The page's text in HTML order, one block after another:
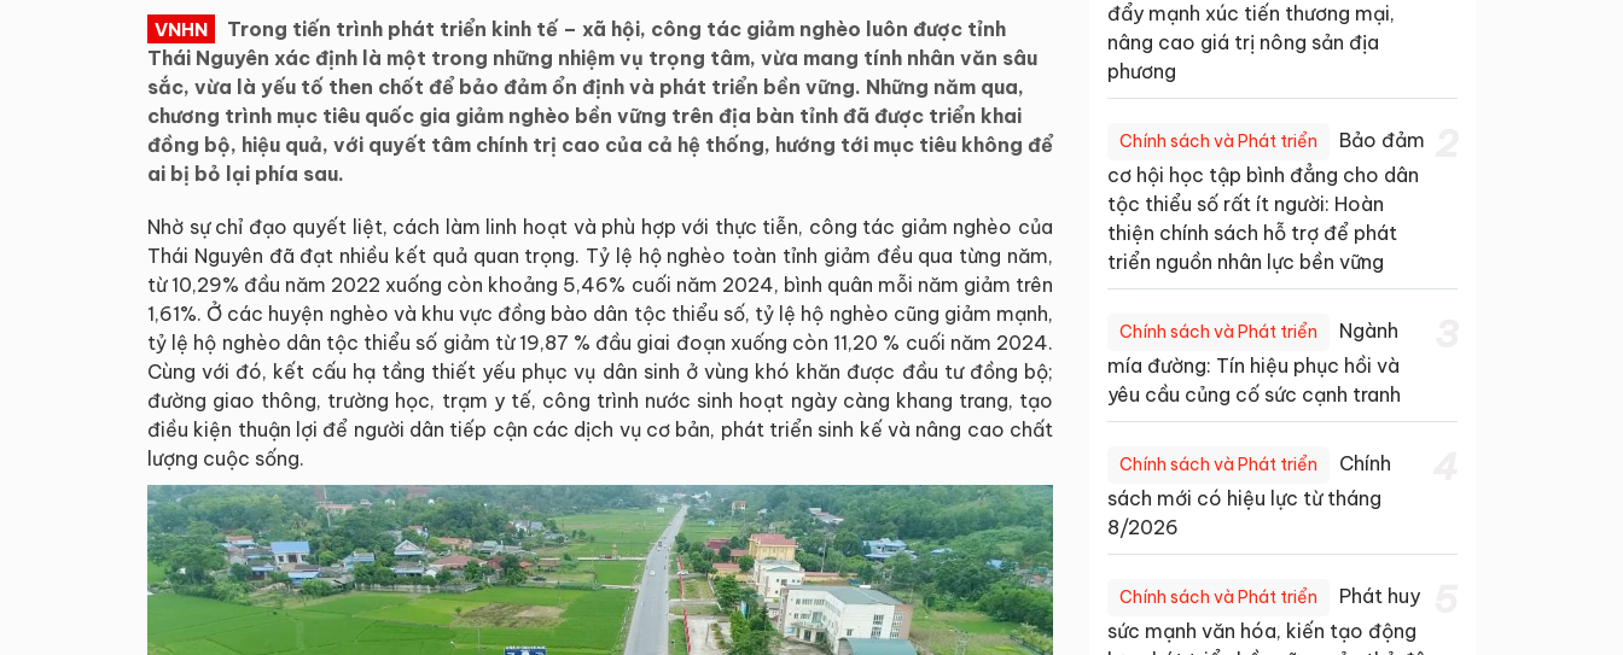
VNHN
Trong tiến trình phát triển kinh tế – xã hội, công tác giảm nghèo luôn được tỉnh
Thái Nguyên xác định là một trong những nhiệm vụ trọng tâm, vừa mang tính nhân văn sâu
sắc, vừa là yếu tố then chốt để bảo đảm ổn định và phát triển bền vững. Những năm qua,
chương trình mục tiêu quốc gia giảm nghèo bền vững trên địa bàn tỉnh đã được triển khai
đồng bộ, hiệu quả, với quyết tâm chính trị cao của cả hệ thống, hướng tới mục tiêu không để
ai bị bỏ lại phía sau.
Nhờ sự chỉ đạo quyết liệt, cách làm linh hoạt và phù hợp với thực tiễn, công tác giảm nghèo của
Thái Nguyên đã đạt nhiều kết quả quan trọng. Tỷ lệ hộ nghèo toàn tỉnh giảm đều qua từng năm,
từ 10,29% đầu năm 2022 xuống còn khoảng 5,46% cuối năm 2024, bình quân mỗi năm giảm trên
1,61%. Ở các huyện nghèo và khu vực đồng bào dân tộc thiểu số, tỷ lệ hộ nghèo cũng giảm mạnh,
tỷ lệ hộ nghèo dân tộc thiểu số giảm từ 19,87 % đầu giai đoạn xuống còn 11,20 % cuối năm 2024.
Cùng với đó, kết cấu hạ tầng thiết yếu phục vụ dân sinh ở vùng khó khăn được đầu tư đồng bộ;
đường giao thông, trường học, trạm y tế, công trình nước sinh hoạt ngày càng khang trang, tạo
điều kiện thuận lợi để người dân tiếp cận các dịch vụ cơ bản, phát triển sinh kế và nâng cao chất
lượng cuộc sống.
đẩy mạnh xúc tiến thương mại,
nâng cao giá trị nông sản địa
phương
Chính sách và Phát triển
Bảo đảm
cơ hội học tập bình đẳng cho dân
tộc thiểu số rất ít người: Hoàn
thiện chính sách hỗ trợ để phát
triển nguồn nhân lực bền vững
Chính sách và Phát triển
Ngành
mía đường: Tín hiệu phục hồi và
yêu cầu củng cố sức cạnh tranh
Chính sách và Phát triển
Chính
sách mới có hiệu lực từ tháng
8/2026
Chính sách và Phát triển
Phát huy
sức mạnh văn hóa, kiến tạo động